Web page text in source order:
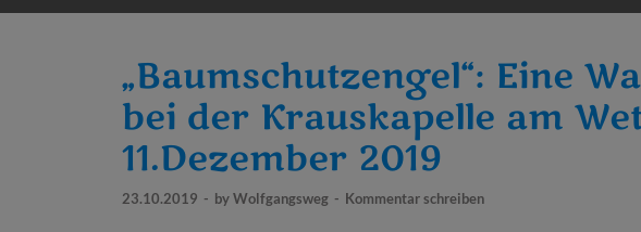
„Baumschutzengel“: Eine
bei der Krauskapelle am
11.Dezember 2019
23.10.2019 - byWolfgangsweg - Kommentar schreiben